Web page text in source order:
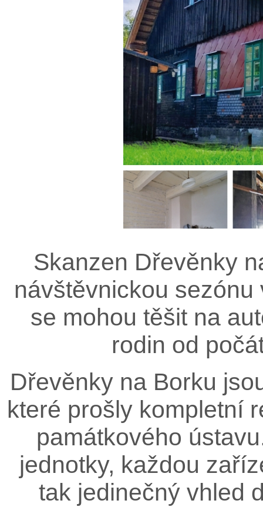
Skanzen Dřevěnky
návštěvnickou
se mohou těšit na
rodin od
Dřevěnky na Borku
které prošly kompletní
památkového
jednotky, každou
tak jedinečný vhled